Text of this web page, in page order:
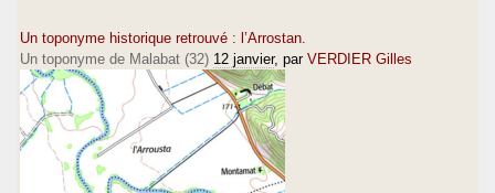
Un toponyme historique retrouvé : l’Arrostan.
Un toponyme de Malabat (32) 12 janvier, par VERDIER Gilles